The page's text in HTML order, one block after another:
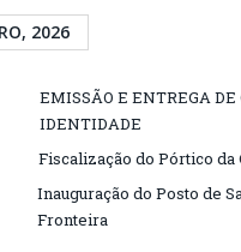
2026
EMISSÃO E ENTREGA DE
IDENTIDADE
Fiscalização do Pórtico da
Inauguração do Posto de
Fronteira